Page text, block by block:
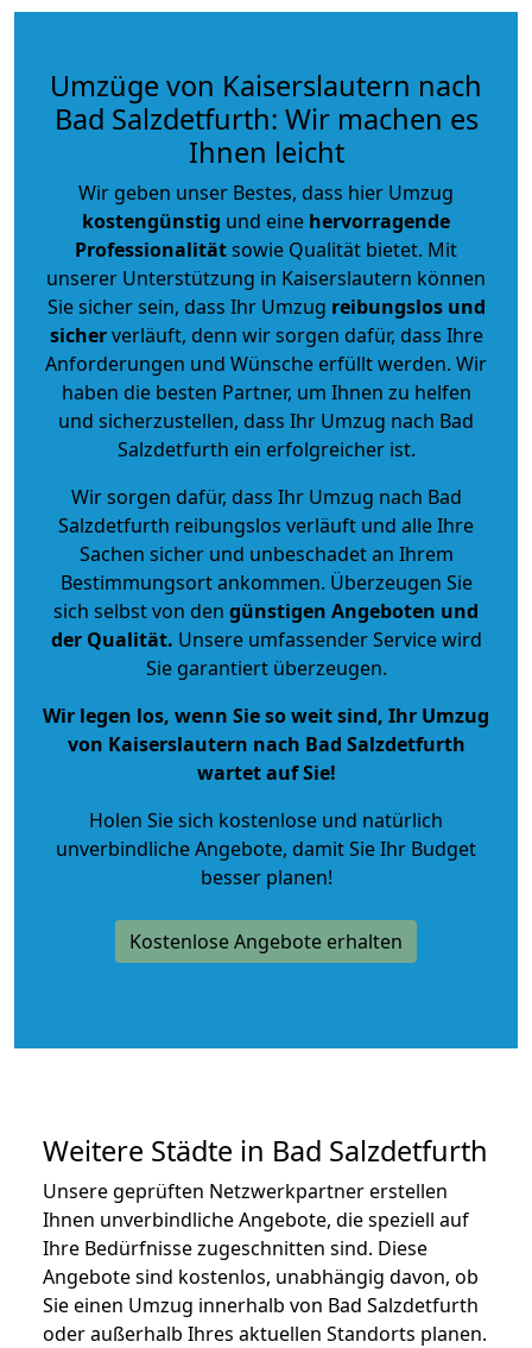
Umzüge von Kaiserslautern nach
Bad Salzdetfurth: Wir machen es
Ihnen leicht
Wir geben unser Bestes, dass hier Umzug
kostengünstig und eine hervorragende
Professionalitätsowie Qualität bietet. Mit
unserer Unterstützung in Kaiserslautern können
Sie sicher sein, dass Ihr Umzug reibungslos und
sicherverläuft, denn wir sorgen dafür, dass Ihre
Anforderungen und Wünsche erfüllt werden. Wir
haben die besten Partner, um Ihnen zu helfen
und sicherzustellen, dass Ihr Umzug nach Bad
Salzdetfurth ein erfolgreicher ist.
Wir sorgen dafür, dass Ihr Umzug nach Bad
Salzdetfurth reibungslos verläuft und alle Ihre
Sachen sicher und unbeschadet an Ihrem
Bestimmungsort ankommen. Überzeugen Sie
sich selbst von den günstigen Angeboten und
der Qualität. Unsere umfassender Service wird
Sie garantiert überzeugen.
Wir legen los, wenn Sie so weit sind, Ihr Umzug
von Kaiserslautern nach Bad Salzdetfurth
wartet auf Sie!
Holen Sie sich kostenlose und natürlich
unverbindliche Angebote, damit Sie Ihr Budget
besser planen!
Kostenlose Angebote erhalten
Weitere Städte in Bad Salzdetfurth
Unsere geprüften Netzwerkpartner erstellen
Ihnen unverbindliche Angebote, die speziell auf
Ihre Bedürfnisse zugeschnitten sind. Diese
Angebote sind kostenlos, unabhängig davon, ob
Sie einen Umzug innerhalb von Bad Salzdetfurth
oder außerhalb Ihres aktuellen Standorts planen.